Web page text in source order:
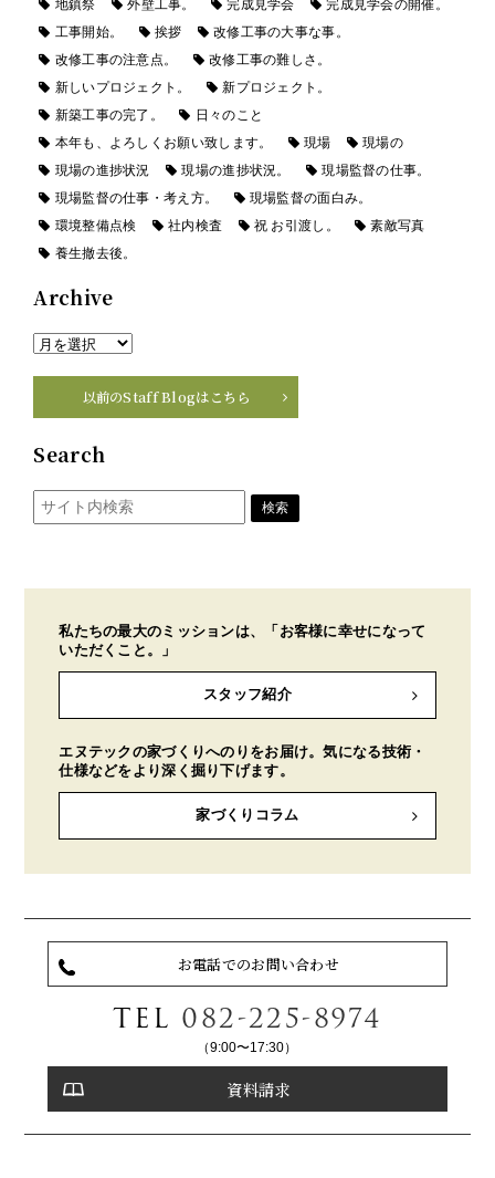
地鎮祭
外壁工事。 完成見学会
完成見学会の開催。
工事開始。
挨拶
改修工事の大事な事。
改修工事の注意点。
改修工事の難しさ。
新しいプロジェクト。
新プロジェクト。
新築工事の完了。
日々のこと
本年も、よろしくお願い致します。
現場
現場の
現場の進捗状況
現場の進捗状況。
現場監督の仕事。
現場監督の仕事・考え方。
現場監督の面白み。
環境整備点検
社内検査 祝 お引渡し。
素敵写真
養生撤去後。
Archive
以前のStaff Blogはこちら
Search
私たちの最大のミッションは、「お客様に幸せになって
いただくこと。」
スタッフ紹介
エヌテックの家づくりへのりをお届け。気になる技術・
仕様などをより深く掘り下げます。
家づくりコラム
お電話でのお問い合わせ
TEL 082-225-8974
（9:00〜17:30）
資料請求